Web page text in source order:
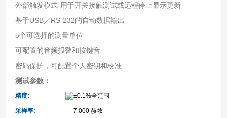
外部触发模式-用于开关接触测试或远程停止显示更新
基于USB／RS-232的自动数据输出
5个可选择的测量单位
可配置的音频报警和按键音
密码保护，可配置个人密钥和校准
测试参数：
精度: ±0.1%全范围
采样率: 7,000 赫兹